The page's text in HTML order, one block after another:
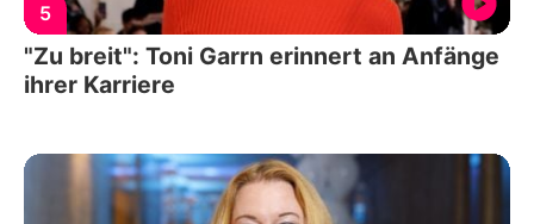
5
"Zu breit": Toni Garrn erinnert an Anfänge
ihrer Karriere